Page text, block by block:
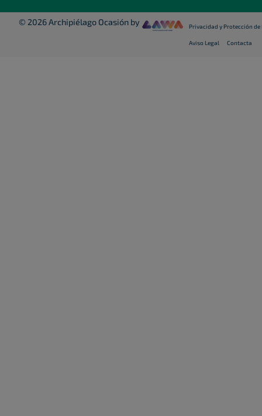
© 2026 Archipiélago Ocasión by Privacidad y Protección de
Aviso Legal Contacta